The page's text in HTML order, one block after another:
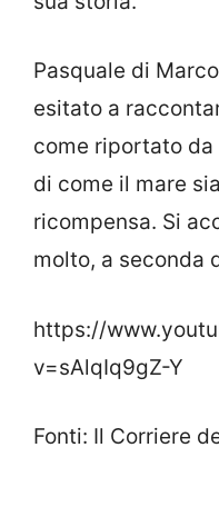
Pasquale di
esitato a
come riportato da
di come il mare
ricompensa. Si
molto, a seconda
https://
v=sAlqIq9gZ-Y
Fonti: Il Corriere